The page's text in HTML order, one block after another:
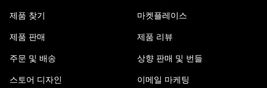
제품 찾기
제품 판매
주문 및 배송
스토어 디자인
마켓플레이스
제품 리뷰
상향 판매 및 번들
이메일 마케팅